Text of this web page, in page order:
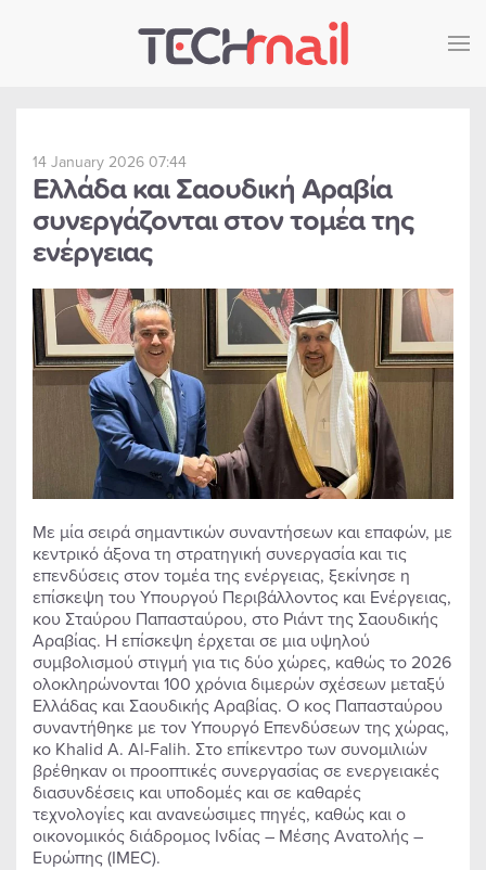
Skip to main content
14 January 2026 07:44
Ελλάδα και Σαουδική Αραβία
συνεργάζονται στον τομέα της
ενέργειας
Με μία σειρά σημαντικών συναντήσεων και επαφών, με
κεντρικό άξονα τη στρατηγική συνεργασία και τις
επενδύσεις στον τομέα της ενέργειας, ξεκίνησε η
επίσκεψη του Υπουργού Περιβάλλοντος και Ενέργειας,
κου Σταύρου Παπασταύρου, στο Ριάντ της Σαουδικής
Αραβίας. Η επίσκεψη έρχεται σε μια υψηλού
συμβολισμού στιγμή για τις δύο χώρες, καθώς το 2026
ολοκληρώνονται 100 χρόνια διμερών σχέσεων μεταξύ
Ελλάδας και Σαουδικής Αραβίας. Ο κος Παπασταύρου
συναντήθηκε με τον Υπουργό Επενδύσεων της χώρας,
κο Khalid A. Al-Falih. Στο επίκεντρο των συνομιλιών
βρέθηκαν οι προοπτικές συνεργασίας σε ενεργειακές
διασυνδέσεις και υποδομές και σε καθαρές
τεχνολογίες και ανανεώσιμες πηγές, καθώς και ο
οικονομικός διάδρομος Ινδίας – Μέσης Ανατολής –
Ευρώπης (IMEC).